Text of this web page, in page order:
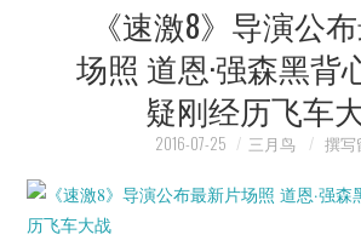
映像快讯
脱口秀
《速激8》导演公
场照 道恩·强森黑背
疑刚经历飞车
2016-07-25 三月鸟 撰写